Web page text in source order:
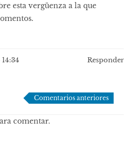
esta vergüenza a la que
Responder
Comentarios anteriores
comentar.